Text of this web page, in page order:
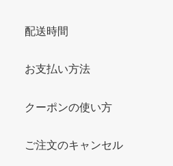
配送時間
お支払い方法
クーポンの使い方
ご注文のキャンセル